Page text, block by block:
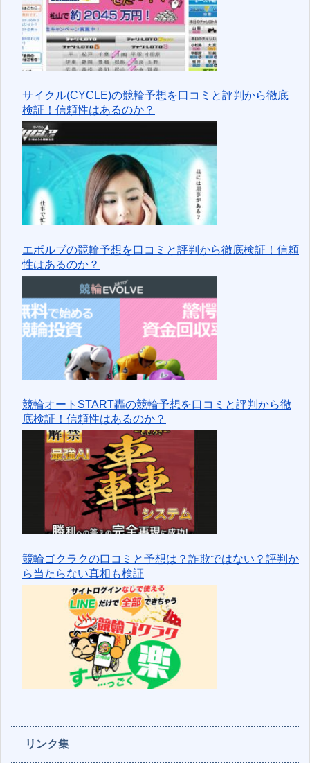
サイクル(CYCLE)の競輪予想を口コミと評判から徹底
検証！信頼性はあるのか？
エボルブの競輪予想を口コミと評判から徹底検証！信頼
性はあるのか？
競輪オートSTART轟の競輪予想を口コミと評判から徹
底検証！信頼性はあるのか？
競輪ゴクラクの口コミと予想は？詐欺ではない？評判か
ら当たらない真相も検証
リンク集